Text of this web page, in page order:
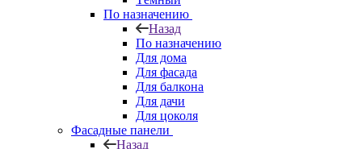
По назначению
Назад
По назначению
Для дома
Для фасада
Для балкона
Для дачи
Для цоколя
Фасадные панели
Назад